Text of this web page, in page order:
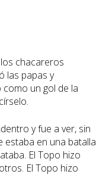
chacareros
las papas y
un gol de la
y fue a ver, sin
estaba en una batalla
El Topo hizo
El Topo hizo